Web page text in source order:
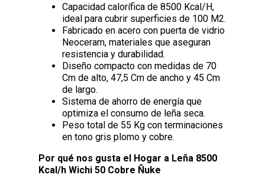
Capacidad calorífica de 8500 Kcal/H,
ideal para cubrir superficies de 100 M2.
Fabricado en acero con puerta de vidrio
Neoceram, materiales que aseguran
resistencia y durabilidad.
Diseño compacto con medidas de 70
Cm de alto, 47,5 Cm de ancho y 45 Cm
de largo.
Sistema de ahorro de energía que
optimiza el consumo de leña seca.
Peso total de 55 Kg con terminaciones
en tono gris plomo y cobre.
Por qué nos gusta el Hogar a Leña 8500
Kcal/h Wichi 50 Cobre Ñuke